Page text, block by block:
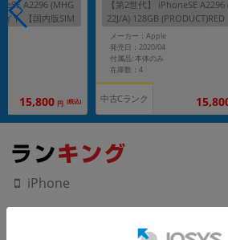
A2296 (MHG
イト 【国内版SIM
15,800 円 (税込)
【第2世代】 iPhoneSE A2296
22J/A) 128GB (PRODUCT)RED
内版SIMフリー】
メーカー：Apple
発売日：2020/04
付属品: 本体のみ
在庫数：4
中古Cランク
iPhone